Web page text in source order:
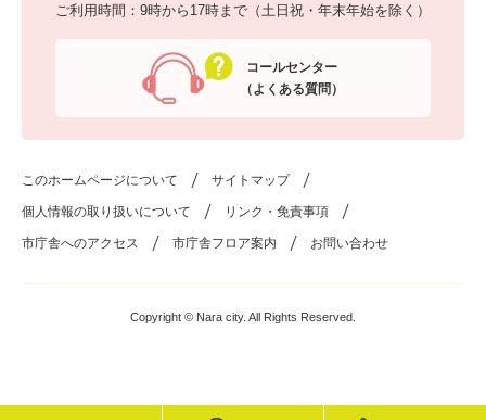
ご利用時間：9時から17時まで（土日祝・年末年始を除く）
コールセンター
（よくある質問）
このホームページについて サイトマップ
個人情報の取り扱いについて リンク・免責事項
市庁舎へのアクセス 市庁舎フロア案内 お問い合わせ
Copyright © Nara city. All Rights Reserved.